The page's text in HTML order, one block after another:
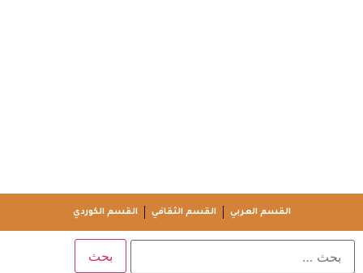
القسم العربي القسم الثقافي القسم الكوردي